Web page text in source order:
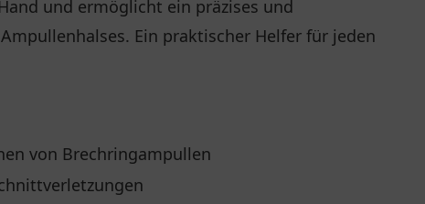
und ermöglicht ein präzises und
Ein praktischer Helfer für jeden
von Brechringampullen